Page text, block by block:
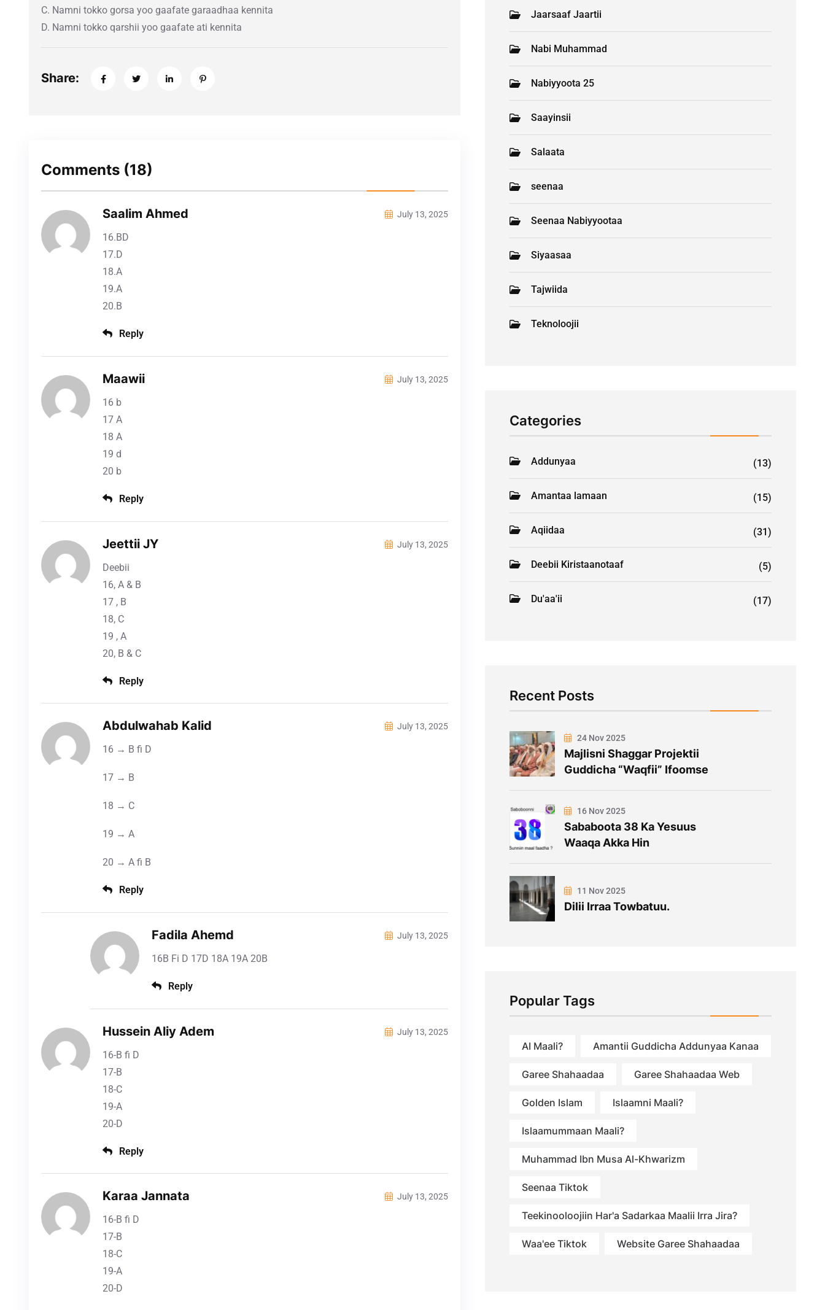
C. Namni tokko gorsa yoo gaafate garaadhaa kennita
D. Namni tokko qarshii yoo gaafate ati kennita
Share:
Comments (18)
Saalim Ahmed July 13, 2025
16.BD
17.D
18.A
19.A
20.B
Reply
Maawii July 13, 2025
16 b
17 A
18 A
19 d
20 b
Reply
Jeettii JY July 13, 2025
Deebii
16, A & B
17 , B
18, C
19 , A
20, B & C
Reply
Abdulwahab Kalid July 13, 2025
16 → B fi D
17 → B
18 → C
19 → A
20 → A fi B
Reply
Fadila Ahemd July 13, 2025
16B Fi D 17D 18A 19A 20B
Reply
Hussein Aliy Adem July 13, 2025
16-B fi D
17-B
18-C
19-A
20-D
Reply
Karaa Jannata July 13, 2025
16-B fi D
17-B
18-C
19-A
20-D
Jaarsaaf Jaartii
Nabi Muhammad
Nabiyyoota 25
Saayinsii
Salaata
seenaa
Seenaa Nabiyyootaa
Siyaasaa
Tajwiida
Teknoloojii
Categories
Addunyaa (13)
Amantaa lamaan (15)
Aqiidaa (31)
Deebii Kiristaanotaaf (5)
Du'aa'ii (17)
Recent Posts
24 Nov 2025
Majlisni Shaggar Projektii
Guddicha “Waqfii” Ifoomse
16 Nov 2025
Sababoota 38 Ka Yesuus
Waaqa Akka Hin
11 Nov 2025
Dilii Irraa Towbatuu.
Popular Tags
AI Maali? Amantii Guddicha Addunyaa Kanaa
Garee Shahaadaa Garee Shahaadaa Web
Golden Islam Islaamni Maali?
Islaamummaan Maali?
Muhammad Ibn Musa Al-Khwarizm
Seenaa Tiktok
Teekinooloojiin Har'a Sadarkaa Maalii Irra Jira?
Waa'ee Tiktok Website Garee Shahaadaa